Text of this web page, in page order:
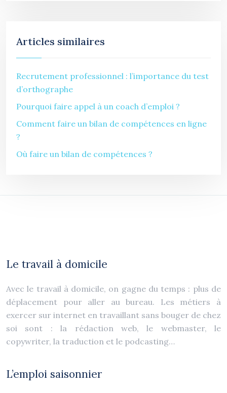
Articles similaires
Recrutement professionnel : l’importance du test
d’orthographe
Pourquoi faire appel à un coach d’emploi ?
Comment faire un bilan de compétences en ligne
?
Où faire un bilan de compétences ?
Le travail à domicile
Avec le travail à domicile, on gagne du temps : plus de
déplacement pour aller au bureau. Les métiers à
exercer sur internet en travaillant sans bouger de chez
soi sont : la rédaction web, le webmaster, le
copywriter, la traduction et le podcasting…
L’emploi saisonnier